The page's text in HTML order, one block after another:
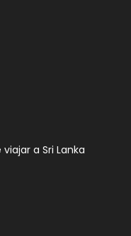
a Sri Lanka